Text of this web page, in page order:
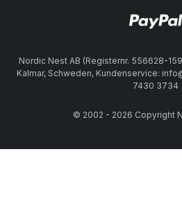
Nordic Nest AB (Registernr. 556628-
Kalmar, Schweden, Kundenservice:
7430 3734
© 2002 - 2026 Copyright